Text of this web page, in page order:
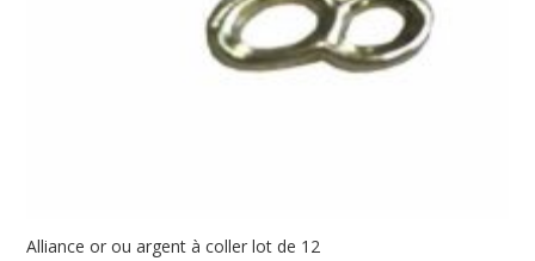
Alliance or ou argent à coller lot de 12